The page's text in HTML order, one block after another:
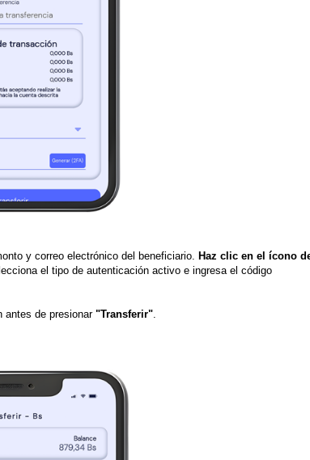
y correo electrónico del beneficiario.
Haz clic en el ícono
el tipo de autenticación activo e ingresa el código
antes de presionar"Transferir"